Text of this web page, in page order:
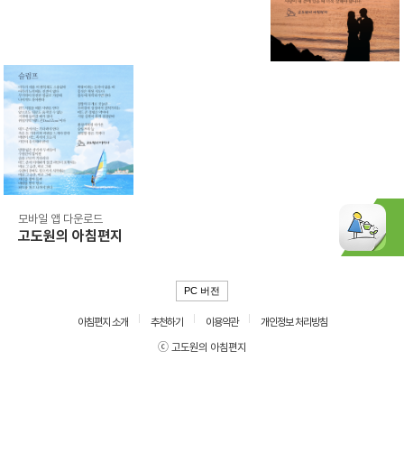
모바일 앱 다운로드
고도원의 아침편지
PC 버전
아침편지 소개 추천하기 이용약관
개인정보 처리방침
ⓒ 고도원의 아침편지